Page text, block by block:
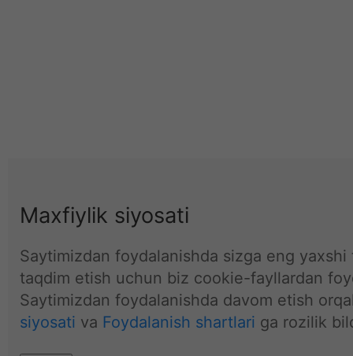
Maxfiylik siyosati
Saytimizdan foydalanishda sizga eng yaxshi
taqdim etish uchun biz cookie-fayllardan
Saytimizdan foydalanishda davom etish
siyosati va Foydalanish shartlari ga rozilik